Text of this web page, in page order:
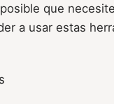
que
a usar estas